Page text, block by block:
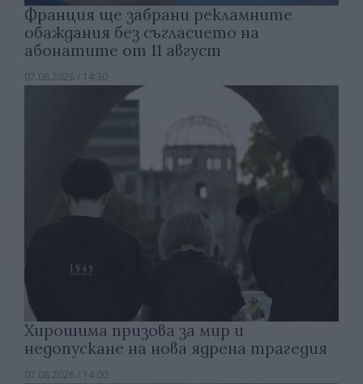
Франция ще забрани рекламните
обаждания без съгласието на
абонатите от 11 август
07.08.2026 / 14:30
Хирошима призова за мир и
недопускане на нова ядрена трагедия
07.08.2026 / 14:00